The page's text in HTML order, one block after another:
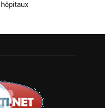
hôpitaux